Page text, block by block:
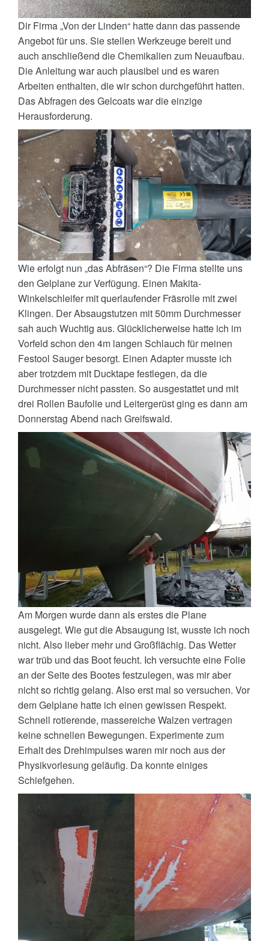
Dir Firma „Von der Linden“ hatte dann das passende
Angebot für uns. Sie stellen Werkzeuge bereit und
auch anschließend die Chemikalien zum Neuaufbau.
Die Anleitung war auch plausibel und es waren
Arbeiten enthalten, die wir schon durchgeführt hatten.
Das Abfragen des Gelcoats war die einzige
Herausforderung.
Wie erfolgt nun „das Abfräsen“? Die Firma stellte uns
den Gelplane zur Verfügung. Einen Makita-
Winkelschleifer mit querlaufender Fräsrolle mit zwei
Klingen. Der Absaugstutzen mit 50mm Durchmesser
sah auch Wuchtig aus. Glücklicherweise hatte ich im
Vorfeld schon den 4m langen Schlauch für meinen
Festool Sauger besorgt. Einen Adapter musste ich
aber trotzdem mit Ducktape festlegen, da die
Durchmesser nicht passten. So ausgestattet und mit
drei Rollen Baufolie und Leitergerüst ging es dann am
Donnerstag Abend nach Greifswald.
Am Morgen wurde dann als erstes die Plane
ausgelegt. Wie gut die Absaugung ist, wusste ich noch
nicht. Also lieber mehr und Großflächig. Das Wetter
war trüb und das Boot feucht. Ich versuchte eine Folie
an der Seite des Bootes festzulegen, was mir aber
nicht so richtig gelang. Also erst mal so versuchen. Vor
dem Gelplane hatte ich einen gewissen Respekt.
Schnell rotierende, massereiche Walzen vertragen
keine schnellen Bewegungen. Experimente zum
Erhalt des Drehimpulses waren mir noch aus der
Physikvorlesung geläufig. Da konnte einiges
Schiefgehen.